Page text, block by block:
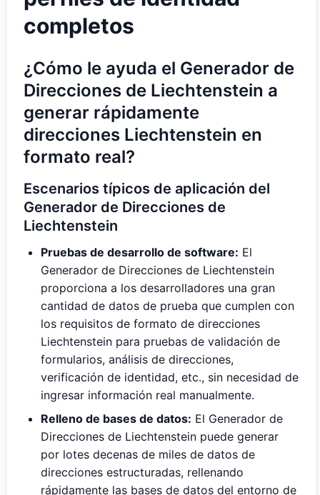
completos
¿Cómo le ayuda el Generador de
Direcciones de Liechtenstein a
generar rápidamente
direcciones Liechtenstein en
formato real?
Escenarios típicos de aplicación del
Generador de Direcciones de
Liechtenstein
Pruebas de desarrollo de software: El
Generador de Direcciones de Liechtenstein
proporciona a los desarrolladores una gran
cantidad de datos de prueba que cumplen con
los requisitos de formato de direcciones
Liechtenstein para pruebas de validación de
formularios, análisis de direcciones,
verificación de identidad, etc., sin necesidad de
ingresar información real manualmente.
Relleno de bases de datos: El Generador de
Direcciones de Liechtenstein puede generar
por lotes decenas de miles de datos de
direcciones estructuradas, rellenando
rápidamente las bases de datos del entorno de